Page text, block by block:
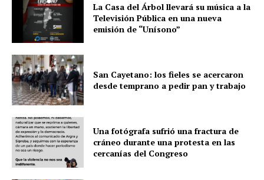
La Casa del Árbol llevará su música a la
Televisión Pública en una nueva
emisión de “Unísono”
San Cayetano: los fieles se acercaron
desde temprano a pedir pan y trabajo
Una fotógrafa sufrió una fractura de
cráneo durante una protesta en las
cercanías del Congreso